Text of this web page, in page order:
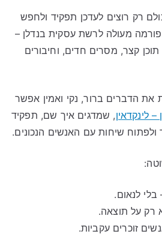
רק רוצים לעדכן תפקיד ולחפש
מעולה לרשת עסקית בנדלן –
קצר, מסרים חדים, וחיבורים
את הדברים ברור, נקי ואמין אפשר
– לינקדאין, שמדגים איך שם, תפקיד
ולפתוח שיחות עם האנשים הנכונים.
לנאום.
רק על תוצאה.
זוכרים עקביות.